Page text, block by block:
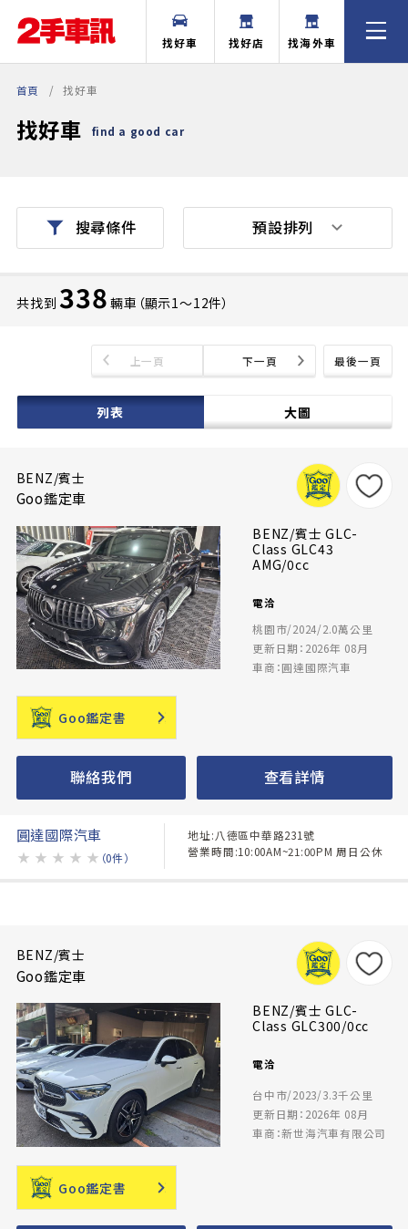
找好車 找好店 找海外車
首頁 找好車
找好車 find a good car
搜尋條件
共找到 338 輛車（顯示1〜12件）
最後一頁
上一頁 下一頁
列表 大圖
預設排列
BENZ/賓士
Goo鑑定車
BENZ/賓士 GLC-
Class GLC43
AMG/0cc
電洽
桃園市/2024/2.0萬公里
更新日期：2026年 08月
車商：圓達國際汽車
Goo鑑定書
聯絡我們 查看詳情
圓達國際汽車
★ ★ ★ ★ ★ （0件）
地址:八德區中華路231號
營業時間:10:00AM~21:00PM 周日公休
BENZ/賓士
Goo鑑定車
BENZ/賓士 GLC-
Class GLC300/0cc
電洽
台中市/2023/3.3千公里
更新日期：2026年 08月
車商：新世海汽車有限公司
Goo鑑定書